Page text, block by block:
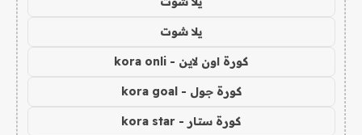
يلا شوت
كورة اون لاين - kora onli
كورة جول - kora goal
كورة ستار - kora star